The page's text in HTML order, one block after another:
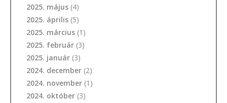
2025. május (4)
2025. április (5)
2025. március (1)
2025. február (3)
2025. január (3)
2024. december (2)
2024. november (1)
2024. október (3)